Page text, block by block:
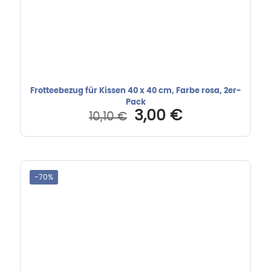
Frotteebezug für Kissen 40 x 40 cm, Farbe rosa, 2er-
Pack
10,10€ Ursprünglicher
Preis
war:
3,00 €Aktueller
ist:
-70%